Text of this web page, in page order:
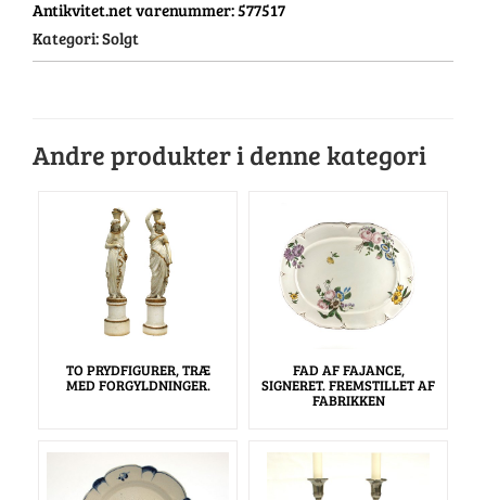
Antikvitet.net varenummer:577517
Kategori:Solgt
Andre produkter i denne kategori
TO PRYDFIGURER, TRÆ
MED FORGYLDNINGER.
FAD AF FAJANCE,
SIGNERET. FREMSTILLET AF
FABRIKKEN